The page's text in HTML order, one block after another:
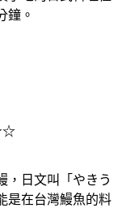
鐘。
，日文叫「やきう
是在台灣鰻魚的料